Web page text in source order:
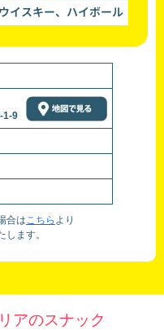
イスキー、ハイボール
1-9
合はこちら より
します。
アのスナック